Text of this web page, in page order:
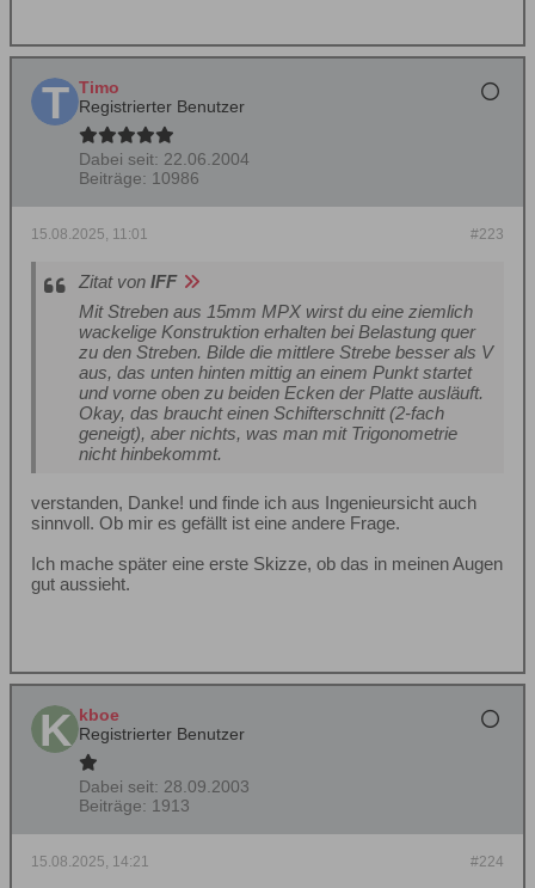
Timo
Registrierter Benutzer
Dabei seit: 22.06.2004
Beiträge: 10986
#223
15.08.2025, 11:01
Zitat von IFF
Mit Streben aus 15mm MPX wirst du eine ziemlich
wackelige Konstruktion erhalten bei Belastung quer
zu den Streben. Bilde die mittlere Strebe besser als V
aus, das unten hinten mittig an einem Punkt startet
und vorne oben zu beiden Ecken der Platte ausläuft.
Okay, das braucht einen Schifterschnitt (2-fach
geneigt), aber nichts, was man mit Trigonometrie
nicht hinbekommt.
verstanden, Danke! und finde ich aus Ingenieursicht auch
sinnvoll. Ob mir es gefällt ist eine andere Frage.
Ich mache später eine erste Skizze, ob das in meinen Augen
gut aussieht.
kboe
Registrierter Benutzer
Dabei seit: 28.09.2003
Beiträge: 1913
#224
15.08.2025, 14:21